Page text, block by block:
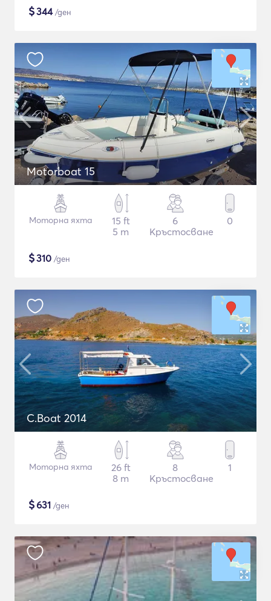
$344/ден
Motorboat 15
Моторна яхта
15 ft
5 m
6
Кръстосване
0
$310 /ден
C.Boat 2014
Моторна яхта
26 ft
8 m
8
Кръстосване
1
$631 /ден